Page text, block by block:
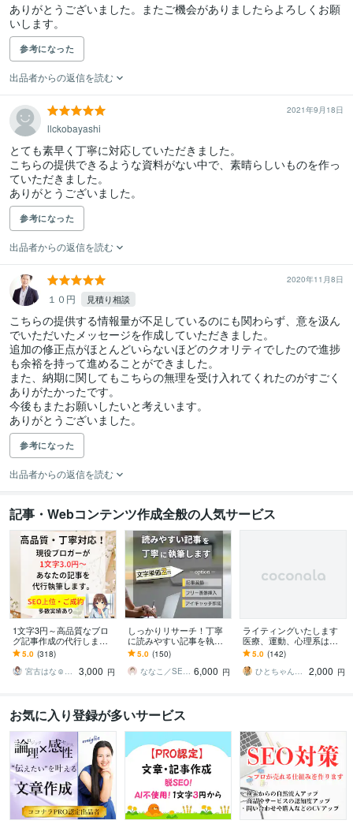
ありがとうございました。またご機会がありましたらよろしくお願
いします。
参考になった
出品者からの返信を読む
2021年9月18日
llckobayashi
とても素早く丁寧に対応していただきました。
こちらの提供できるような資料がない中で、素晴らしいものを作っ
ていただきました。
ありがとうございました。
参考になった
出品者からの返信を読む
2020年11月8日
１０円 見積り相談
こちらの提供する情報量が不足しているのにも関わらず、意を汲ん
でいただいたメッセージを作成していただきました。
追加の修正点がほとんどいらないほどのクオリティでしたので進捗
も余裕を持って進めることができました。
また、納期に関してもこちらの無理を受け入れてくれたのがすごく
ありがたかったです。
今後もまたお願いしたいと考えいます。
ありがとうございました。
参考になった
出品者からの返信を読む
記事・Webコンテンツ作成全般の人気サービス
1文字3円～高品質なブロ
グ記事作成の代行します
現役ブロガーがあなたの
「書いてほしい」記事を
作成
5.0 (318)
宮古はな☺︎ブロガーでライター
3,000 円
しっかりリサーチ！丁寧
に読みやすい記事を執筆
します 【SEO】と【読み
やすさ】にこだわった記
事に仕上げます
5.0 (150)
ななこ／SEOライター 6,000 円
ライティングいたします
医療、運動、心理系は強
いです。なんでもご相談
ください。
5.0 (142)
ひとちゃん先生 心と身体のサポーター
2,000 円
お気に入り登録が多いサービス